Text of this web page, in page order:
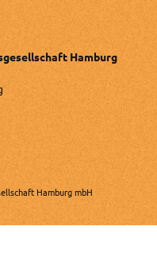
Hamburg
Hamburg mbH